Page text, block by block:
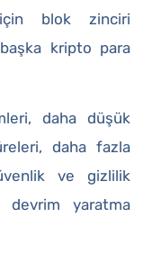
blok zinciri
kripto para
daha düşük
daha fazla
ve gizlilik
devrim yaratma